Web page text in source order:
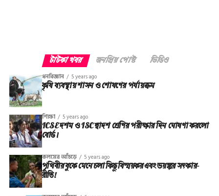
টাটকা খবর জনপ্রিয় পোস্ট ভিডিও
ধনবিজ্ঞান 5 years ago
কৃষি ব্যবস্থায় শাসন ও শোষণের পর্যায়ক্রম
শিক্ষা 5 years ago
ICSE দশম ও ISC দ্বাদশ শ্রেণির পরীক্ষার দিন ঘোষণা করলো
বোর্ড।
কলমের আঁচড়ে 5 years ago
পৃথিবীর বুকে মেনে চলা কিছু বিস্ময়কর এবং ভয়ঙ্কর সত্‍কার-
রীতি!